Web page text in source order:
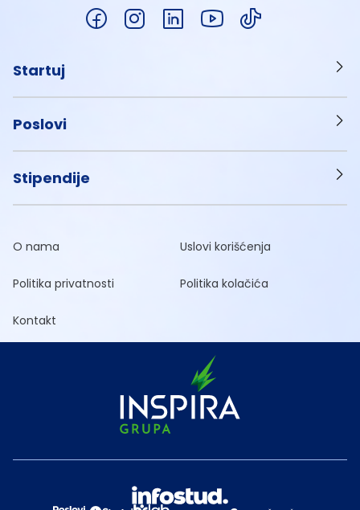
Startuj
Poslovi
Stipendije
O nama Uslovi korišćenja
Politika privatnosti Politika kolačića
Kontakt